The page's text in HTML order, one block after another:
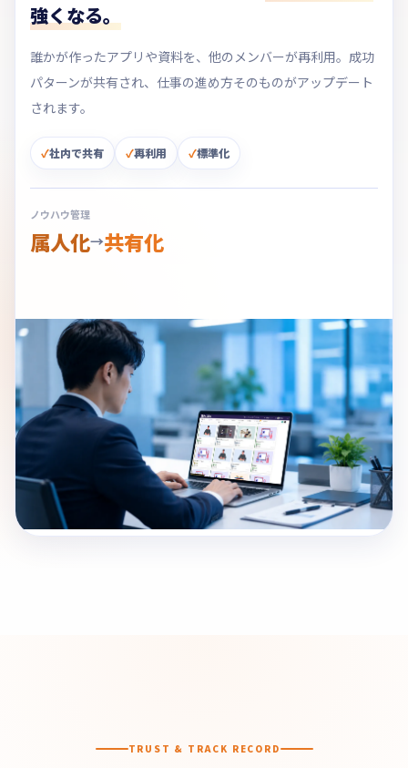
強くなる。
誰かが作ったアプリや資料を、他のメンバーが再利用。成功
パターンが共有され、仕事の進め方そのものがアップデート
されます。
社内で共有 再利用 標準化
ノウハウ管理
属人化→共有化
TRUST & TRACK RECORD